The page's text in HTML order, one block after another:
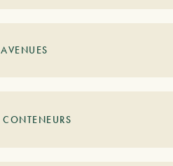
AVENUES
CONTENEURS